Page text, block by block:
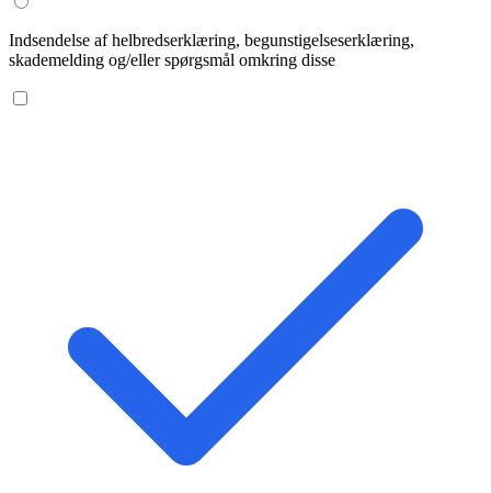
Indsendelse af helbredserklæring, begunstigelseserklæring,
skademelding og/eller spørgsmål omkring disse